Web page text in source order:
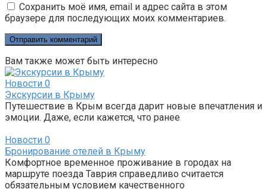
Сохранить моё имя, email и адрес сайта в этом
браузере для последующих моих комментариев.
Вам также может быть интересно
Новости 0
Экскурсии в Крыму
Путешествие в Крым всегда дарит новые впечатления и
эмоции. Даже, если кажется, что ранее
Новости 0
Бронирование отелей в Крыму
Комфортное временное проживание в городах на
маршруте поезда Таврия справедливо считается
обязательным условием качественного